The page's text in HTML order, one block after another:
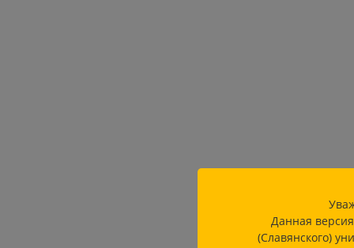
Данная
(Славянского)